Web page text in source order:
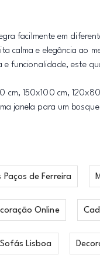
facilmente em
calma e elegância ao
funcionalidade, este
cm, 150x100 cm,
janela para um
Paços de Ferreira
Online
Sofás Lisboa